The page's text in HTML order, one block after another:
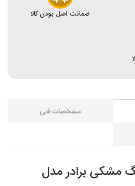
ضمانت اصل بودن کالا
مشخصات فنی
مشکی برادر مدل